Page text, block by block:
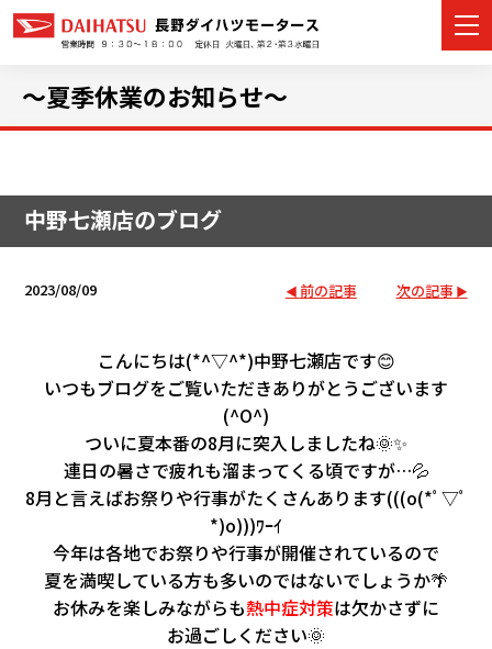
店舗情報
ご購入者サポート
アフターサポート
会社情報
カタ
～夏季休業のお知らせ～
中野七瀬店のブログ
2023/08/09 前の記事 次の記事
こんにちは(*^▽^*)中野七瀬店です😊
いつもブログをご覧いただきありがとうございます
(^O^)
ついに夏本番の8月に突入しましたね🌞✨
連日の暑さで疲れも溜まってくる頃ですが…💦
8月と言えばお祭りや行事がたくさんあります(((o(*ﾟ▽ﾟ
*)o)))ﾜｰｲ
今年は各地でお祭りや行事が開催されているので
夏を満喫している方も多いのではないでしょうか🌴
お休みを楽しみながらも熱中症対策は欠かさずに
お過ごしください🌞